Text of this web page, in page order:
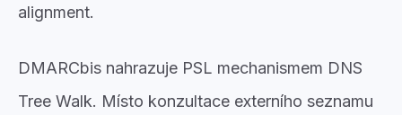
alignment.
DMARCbis nahrazuje PSL mechanismem DNS
Tree Walk. Místo konzultace externího seznamu